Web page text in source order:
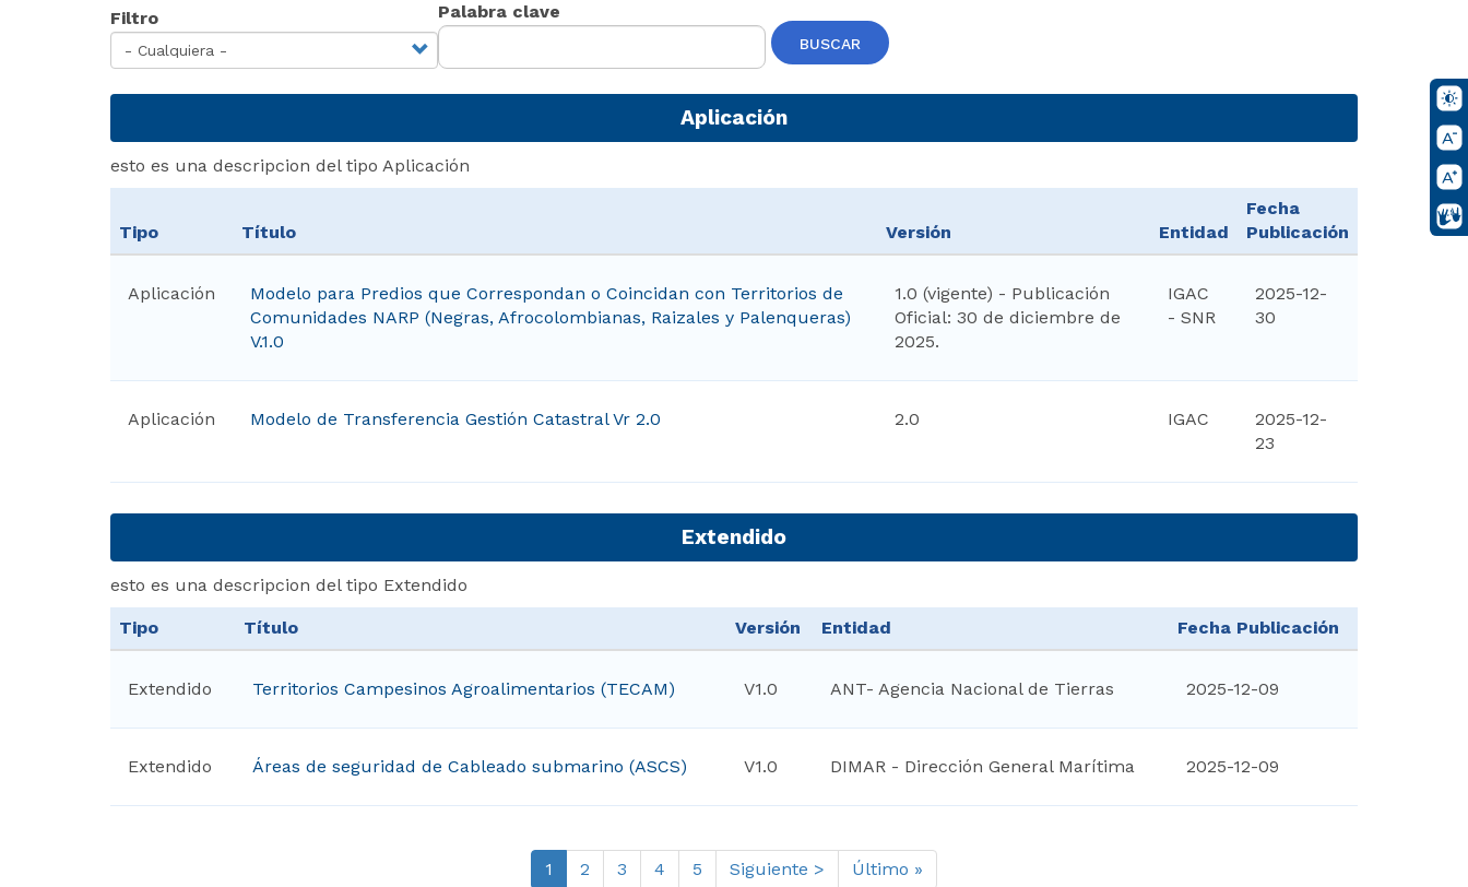
Filtro Palabra clave
BUSCAR
Aplicación
esto es una descripcion del tipo Aplicación
Tipo Título Versión Entidad
Fecha
Publicación
Aplicación
Modelo para Predios que Correspondan o Coincidan con Territorios de
Comunidades NARP (Negras, Afrocolombianas, Raizales y Palenqueras)
V.1.0
1.0 (vigente) - Publicación
Oficial: 30 de diciembre de
2025.
IGAC
- SNR
2025-12-
30
Aplicación Modelo de Transferencia Gestión Catastral Vr 2.0 2.0 IGAC
2025-12-
23
Extendido
esto es una descripcion del tipo Extendido
Tipo Título Versión Entidad Fecha Publicación
Extendido Territorios Campesinos Agroalimentarios (TECAM) V1.0 ANT- Agencia Nacional de Tierras 2025-12-09
Extendido Áreas de seguridad de Cableado submarino (ASCS) V1.0 DIMAR - Dirección General Marítima 2025-12-09
Página
1 Página
2 Página
3 Página
4 Página
5
Siguiente
Siguiente >
Última
Último »